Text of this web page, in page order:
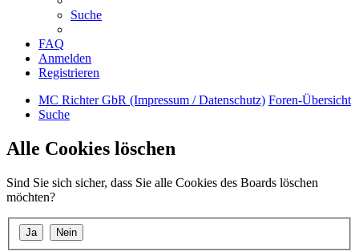
Suche
FAQ
Anmelden
Registrieren
MC Richter GbR (Impressum / Datenschutz) Foren-Übersicht
Suche
Alle Cookies löschen
Sind Sie sich sicher, dass Sie alle Cookies des Boards löschen
möchten?